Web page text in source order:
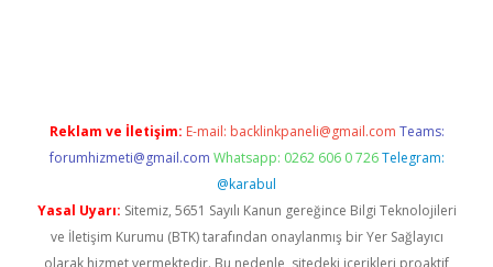
Reklam ve İletişim: E-mail: backlinkpaneli@gmail.com Teams:
forumhizmeti@gmail.com Whatsapp: 0262 606 0 726 Telegram:
@karabul
Yasal Uyarı: Sitemiz, 5651 Sayılı Kanun gereğince Bilgi Teknolojileri
ve İletişim Kurumu (BTK) tarafından onaylanmış bir Yer Sağlayıcı
olarak hizmet vermektedir. Bu nedenle, sitedeki içerikleri proaktif